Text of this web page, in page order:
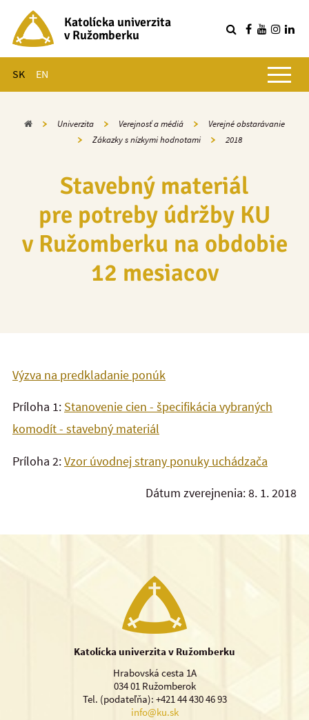
Katolícka univerzita
v Ružomberku
SK EN
Hlavné menu
Domov Univerzita Verejnosť a médiá
Verejné obstarávanie
Zákazky s nízkymi hodnotami
2018
Stavebný materiál
pre potreby údržby KU
v Ružomberku na obdobie
12 mesiacov
Výzva na predkladanie ponúk
Príloha 1: Stanovenie cien - špecifikácia vybraných
komodít - stavebný materiál
Príloha 2:Vzor úvodnej strany ponuky uchádzača
Dátum zverejnenia: 8. 1. 2018
Katolícka univerzita v Ružomberku
Hrabovská cesta 1A
034 01 Ružomberok
Tel. (podateľňa): +421 44 430 46 93
info@ku.sk